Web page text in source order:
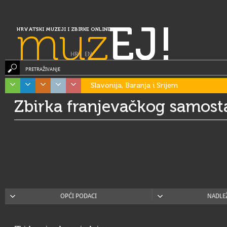
HRVATSKI MUZEJI I ZBIRKE ONLINE
muzEJ!
HR| EN
PRETRAŽIVANJE
Slavonija, Baranja i Srijem
Zbirka franjevačkog
OPĆI PODACI